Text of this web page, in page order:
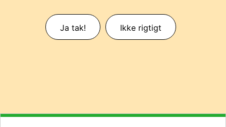
Ja tak! Ikke rigtigt